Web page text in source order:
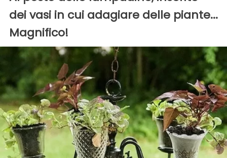
dei vasi in cui adagiare delle piante...
Magnifico!